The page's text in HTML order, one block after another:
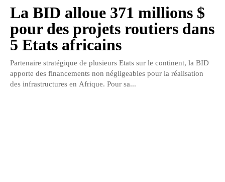
La BID alloue 371 millions $
pour des projets routiers dans
5 Etats africains
Partenaire stratégique de plusieurs Etats sur le continent, la BID
apporte des financements non négligeables pour la réalisation
des infrastructures en Afrique. Pour sa...